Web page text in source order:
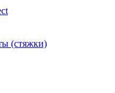
(стяжки)